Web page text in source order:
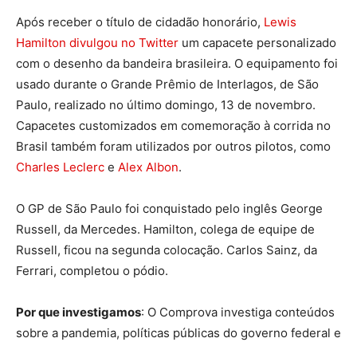
Após receber o título de cidadão honorário, Lewis
Hamilton divulgou no Twitter um capacete personalizado
com o desenho da bandeira brasileira. O equipamento foi
usado durante o Grande Prêmio de Interlagos, de São
Paulo, realizado no último domingo, 13 de novembro.
Capacetes customizados em comemoração à corrida no
Brasil também foram utilizados por outros pilotos, como
Charles Leclerc e Alex Albon.
O GP de São Paulo foi conquistado pelo inglês George
Russell, da Mercedes. Hamilton, colega de equipe de
Russell, ficou na segunda colocação. Carlos Sainz, da
Ferrari, completou o pódio.
Por que investigamos: O Comprova investiga conteúdos
sobre a pandemia, políticas públicas do governo federal e